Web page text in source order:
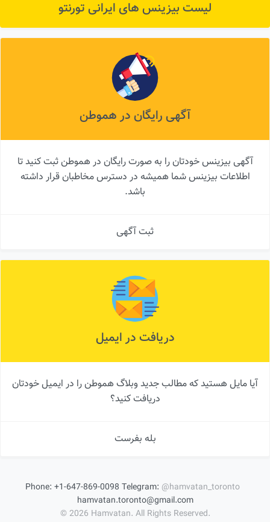
لیست بیزینس های ایرانی تورنتو
آگهی رایگان در هموطن
آگهی بیزینس خودتان را به صورت رایگان در هموطن ثبت کنید تا
اطلاعات بیزینس شما همیشه در دسترس مخاطبان قرار داشته
باشد.
ثبت آگهی
دریافت در ایمیل
آیا مایل هستید که مطالب جدید وبلاگ هموطن را در ایمیل خودتان
دریافت کنید؟
بله بفرست
Phone: +1-647-869-0098 Telegram: @hamvatan_toronto
hamvatan.toronto@gmail.com
© 2026 Hamvatan. All Rights Reserved.